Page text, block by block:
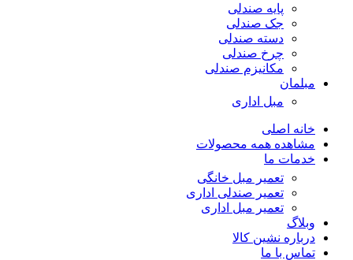
پایه صندلی
جک صندلی
دسته صندلی
چرخ صندلی
مکانیزم صندلی
مبلمان
مبل اداری
خانه اصلی
مشاهده همه محصولات
خدمات ما
تعمیر مبل خانگی
تعمیر صندلی اداری
تعمیر مبل اداری
وبلاگ
درباره نشین کالا
تماس با ما